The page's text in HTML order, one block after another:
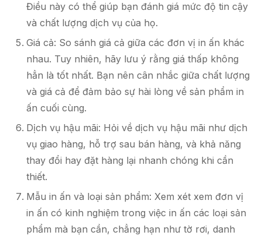
Điều này có thể giúp bạn đánh giá mức độ tin cậy
và chất lượng dịch vụ của họ.
Giá cả: So sánh giá cả giữa các đơn vị in ấn khác
nhau. Tuy nhiên, hãy lưu ý rằng giá thấp không
hẳn là tốt nhất. Bạn nên cân nhắc giữa chất lượng
và giá cả để đảm bảo sự hài lòng về sản phẩm in
ấn cuối cùng.
Dịch vụ hậu mãi: Hỏi về dịch vụ hậu mãi như dịch
vụ giao hàng, hỗ trợ sau bán hàng, và khả năng
thay đổi hay đặt hàng lại nhanh chóng khi cần
thiết.
Mẫu in ấn và loại sản phẩm: Xem xét xem đơn vị
in ấn có kinh nghiệm trong việc in ấn các loại sản
phẩm mà bạn cần, chẳng hạn như tờ rơi, danh